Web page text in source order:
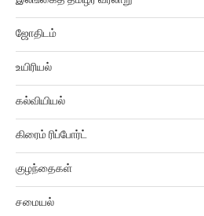
ஜோதிடம்
உயிரியல்
கல்வியியல்
கிரைம் ரிப்போர்ட்
குழந்தைகள்
சமையல்